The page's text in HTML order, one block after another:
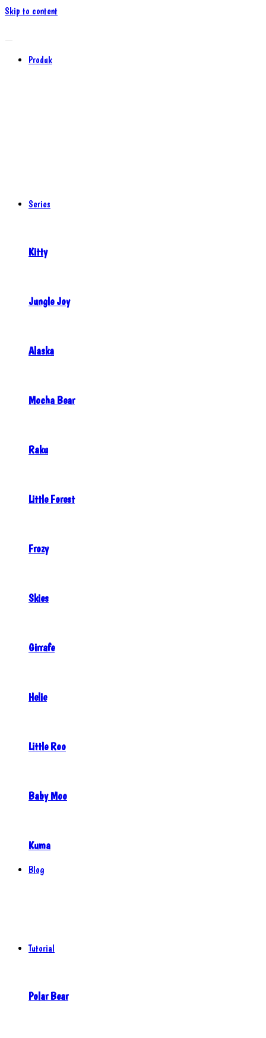
Skip to content
Produk
Series
Kitty
Jungle Joy
Alaska
Mocha Bear
Raku
Little Forest
Frozy
Skies
Girrafe
Helie
Little Roo
Baby Moo
Kuma
Blog
Tutorial
Polar Bear